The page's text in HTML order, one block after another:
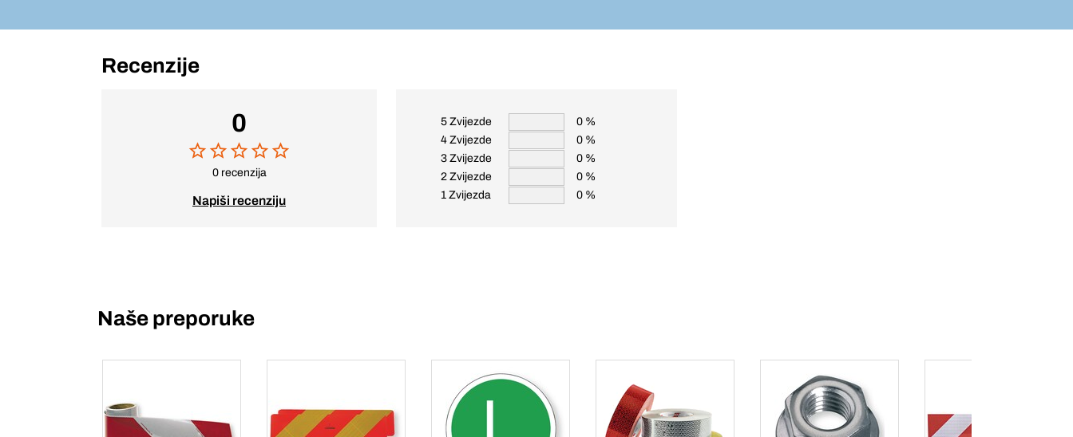
Recenzije
0
0 recenzija
Napiši recenziju
5 Zvijezde
0 %
4 Zvijezde
0 %
3 Zvijezde
0 %
2 Zvijezde
0 %
1 Zvijezda
0 %
Naše preporuke